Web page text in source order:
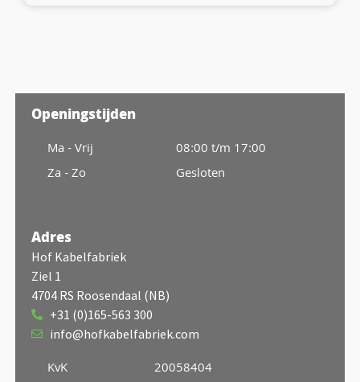
Openingstijden
Ma - Vrij
Za - Zo
08:00 t/m 17:00
Gesloten
Adres
Hof Kabelfabriek
Ziel 1
4704 RS Roosendaal (NB)
+31 (0)165-563 300
info@hofkabelfabriek.com
KvK
20058404